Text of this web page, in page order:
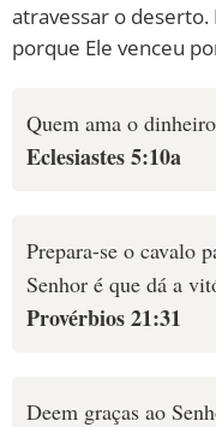
atravessar o deserto.
porque Ele venceu
Quem ama o
Eclesiastes 5:10a
Prepara-se o cavalo
Senhor é que dá a
Provérbios 21:31
Deem graças ao